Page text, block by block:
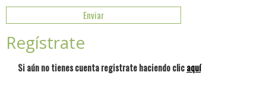
Regístrate
Si aún no tienes cuenta registrate haciendo clicaquí